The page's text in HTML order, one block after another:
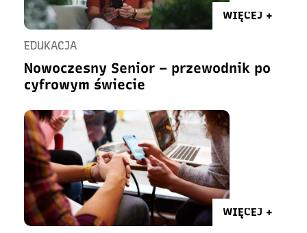
WIĘCEJ +
EDUKACJA
Nowoczesny Senior – przewodnik po
cyfrowym świecie
WIĘCEJ +